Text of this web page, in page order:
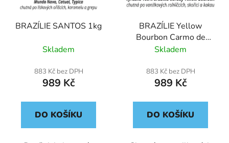
BRAZÍLIE SANTOS 1kg
Skladem
883 Kč bez DPH
989 Kč
DO KOŠÍKU
BRAZÍLIE Yellow
Bourbon Carmo de
Minas 1kg
Skladem
883 Kč bez DPH
989 Kč
DO KOŠÍKU